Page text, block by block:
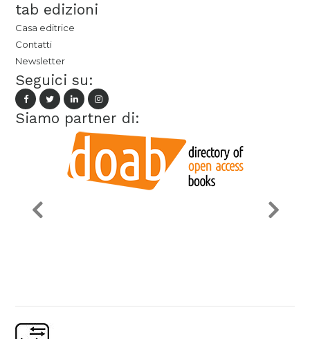
tab edizioni
Casa editrice
Contatti
Newsletter
Seguici su:
Siamo partner di: